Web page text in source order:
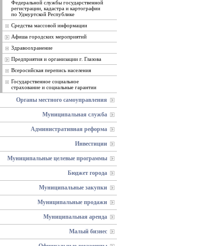
Федеральной службы государственной
регистрации, кадастра и картографии
по Удмуртской Республике
Средства массовой информации
Афиша городских мероприятий
Здравоохранение
Предприятия и организации г. Глазова
Всеросийская перепись населения
Государственное социальное
страхование и социальные гарантии
Органы местного самоуправления
Муниципальная служба
Административная реформа
Инвестиции
Муниципальные целевые программы
Бюджет города
Муниципальные закупки
Муниципальные продажи
Муниципальная аренда
Малый бизнес